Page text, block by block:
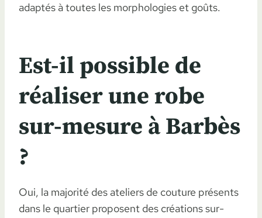
adaptés à toutes les morphologies et goûts.
Est-il possible de
réaliser une robe
sur-mesure à Barbès
?
Oui, la majorité des ateliers de couture présents
dans le quartier proposent des créations sur-